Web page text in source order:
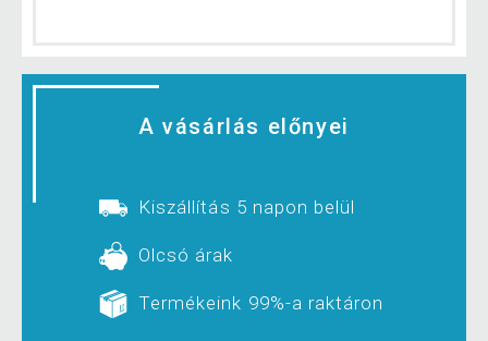
A vásárlás előnyei
Kiszállítás 5 napon belül
Olcsó árak
Termékeink 99%-a raktáron